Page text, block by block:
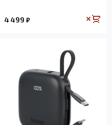
4 499 ₽